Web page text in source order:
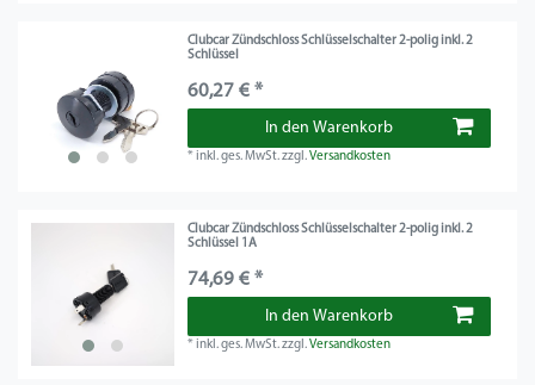
Clubcar Zündschloss Schlüsselschalter 2-polig inkl. 2
Schlüssel
60,27 € *
In den Warenkorb
*inkl. ges. MwSt.zzgl.Versandkosten
Clubcar Zündschloss Schlüsselschalter 2-polig inkl. 2
Schlüssel 1A
74,69 € *
In den Warenkorb
*inkl. ges. MwSt.zzgl.Versandkosten